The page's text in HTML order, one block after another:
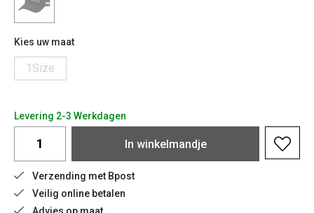
Kies uw maat
1Size
Levering 2-3 Werkdagen
In winkelmandje
Verzending met Bpost
Veilig online betalen